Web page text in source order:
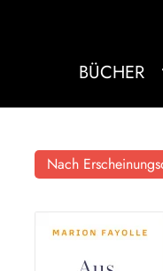
BÜCHER
Nach